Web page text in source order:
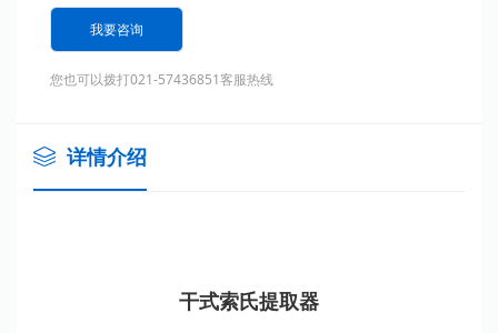
我要咨询
您也可以拨打021-57436851客服热线
详情介绍
干式索氏提取器